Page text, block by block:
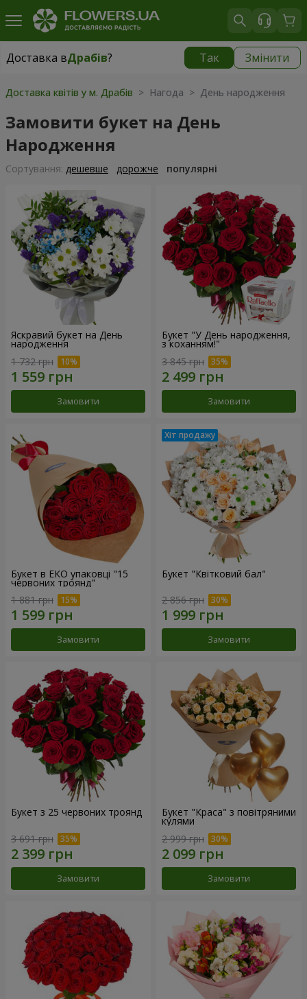
Доставка вДрабів? Так Змінити
Доставка вДрабів|
Доставка квітів у м. Драбів > Нагода > День народження
Замовити букет на День
Народження
Сортування: дешевше дорожче популярні
Яскравий букет на День
народження
1 732 грн
Замовити
Букет "У День народження,
з коханням!"
3 845 грн
Замовити
Букет в ЕКО упаковці "15
червоних троянд"
1 881 грн
Замовити
Букет "Квітковий бал"
2 856 грн
Замовити
Букет з 25 червоних троянд
3 691 грн
Замовити
Букет "Краса" з повітряними
кулями
2 999 грн
Замовити